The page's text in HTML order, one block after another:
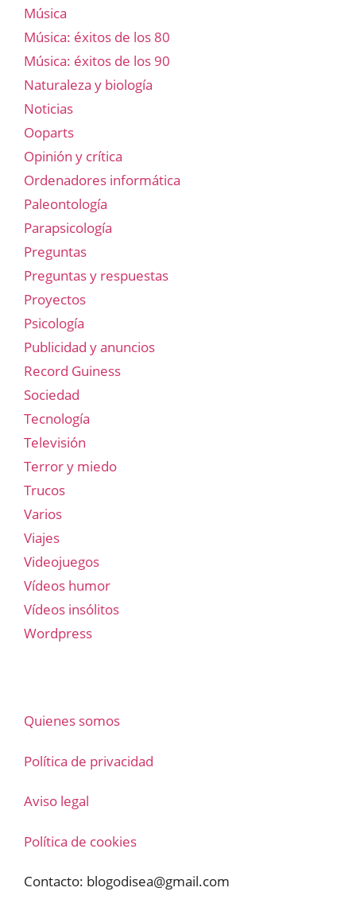
Música
Música: éxitos de los 80
Música: éxitos de los 90
Naturaleza y biología
Noticias
Ooparts
Opinión y crítica
Ordenadores informática
Paleontología
Parapsicología
Preguntas
Preguntas y respuestas
Proyectos
Psicología
Publicidad y anuncios
Record Guiness
Sociedad
Tecnología
Televisión
Terror y miedo
Trucos
Varios
Viajes
Videojuegos
Vídeos humor
Vídeos insólitos
Wordpress
Quienes somos
Política de privacidad
Aviso legal
Política de cookies
Contacto: blogodisea@gmail.com